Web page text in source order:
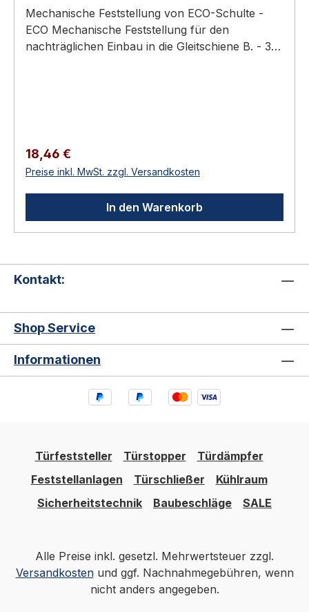
Mechanische Feststellung von ECO-Schulte -
ECO Mechanische Feststellung für den
nachträglichen Einbau in die Gleitschiene B. - 30
Feststellfeder OHNE Gleitstein Lieferumfang 1
Stück ECO Mechanische Feststellung 📖
Ratgeber zum Thema Sie finden im Türschließer
Ratgeber 2026 eine ausführliche Anleitung mit
Normen, Auswahlhilfen und Wartungs-Tipps.
Regulärer Preis:
18,46 €
Preise inkl. MwSt. zzgl. Versandkosten
In den Warenkorb
Kontakt:
Shop Service
Informationen
Türfeststeller Türstopper
Türdämpfer
Feststellanlagen
Türschließer
Kühlraum
Sicherheitstechnik
Baubeschläge SALE
Alle Preise inkl. gesetzl. Mehrwertsteuer zzgl.
Versandkostenund ggf. Nachnahmegebühren, wenn
nicht anders angegeben.